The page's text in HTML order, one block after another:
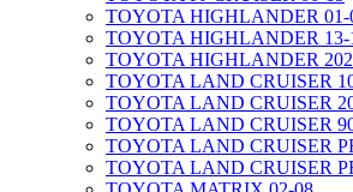
TOYOTA HIGHLANDER 01-
TOYOTA HIGHLANDER 13-
TOYOTA HIGHLANDER
TOYOTA LAND CRUISER
TOYOTA LAND CRUISER
TOYOTA LAND CRUISER
TOYOTA LAND CRUISER
TOYOTA LAND CRUISER